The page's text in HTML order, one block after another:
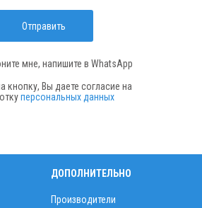
Отправить
мне, напишите в WhatsApp
кнопку, Вы даете согласие на
персональных данных
ДОПОЛНИТЕЛЬНО
Производители